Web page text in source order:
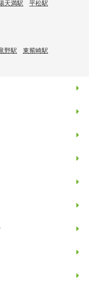
天満駅
平松駅
野駅
東觜崎駅